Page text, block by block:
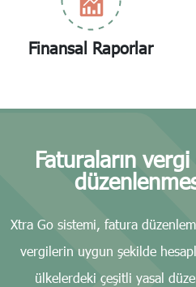
Finansal Raporlar
Faturaların
Xtra Go sistemi, fatura
vergilerin uygun şekilde
ülkelerdeki çeşitli yasal